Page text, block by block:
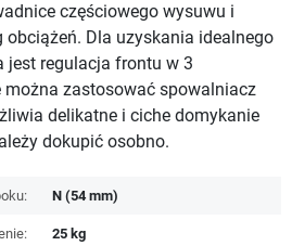
częściowego wysuwu i
Dla uzyskania idealnego
jest regulacja frontu w 3
zastosować spowalniacz
delikatne i ciche domykanie
dokupić osobno.
N (54 mm)
25 kg